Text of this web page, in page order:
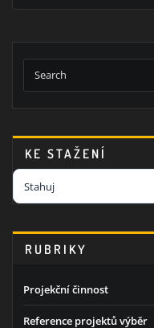
KE STAŽENÍ
Stahuj
RUBRIKY
Projekční činnost
Reference projektů výběr